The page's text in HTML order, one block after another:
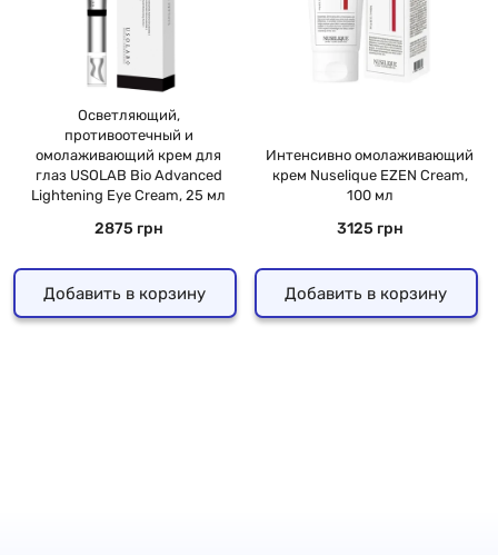
Осветляющий,
противоотечный и
омолаживающий крем для
глаз USOLAB Bio Advanced
Lightening Eye Cream, 25 мл
2875 грн
Добавить в корзину
Интенсивно омолаживающий
крем Nuselique EZEN Cream,
100 мл
3125 грн
Добавить в корзину